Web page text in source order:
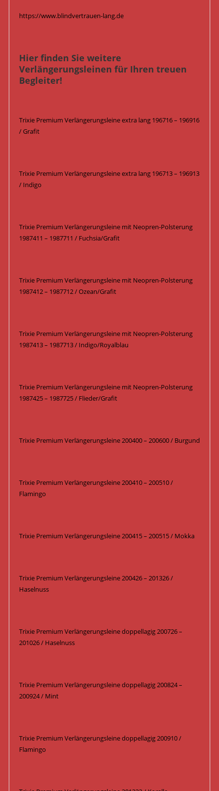
https://www.blindvertrauen-lang.de
Hier finden Sie weitere
Verlängerungsleinen für Ihren treuen
Begleiter!
Trixie Premium Verlängerungsleine extra lang 196716 – 196916
/ Grafit
Trixie Premium Verlängerungsleine extra lang 196713 – 196913
/ Indigo
Trixie Premium Verlängerungsleine mit Neopren-Polsterung
1987411 – 1987711 / Fuchsia/Grafit
Trixie Premium Verlängerungsleine mit Neopren-Polsterung
1987412 – 1987712 / Ozean/Grafit
Trixie Premium Verlängerungsleine mit Neopren-Polsterung
1987413 – 1987713 / Indigo/Royalblau
Trixie Premium Verlängerungsleine mit Neopren-Polsterung
1987425 – 1987725 / Flieder/Grafit
Trixie Premium Verlängerungsleine 200400 – 200600 / Burgund
Trixie Premium Verlängerungsleine 200410 – 200510 /
Flamingo
Trixie Premium Verlängerungsleine 200415 – 200515 / Mokka
Trixie Premium Verlängerungsleine 200426 – 201326 /
Haselnuss
Trixie Premium Verlängerungsleine doppellagig 200726 –
201026 / Haselnuss
Trixie Premium Verlängerungsleine doppellagig 200824 –
200924 / Mint
Trixie Premium Verlängerungsleine doppellagig 200910 /
Flamingo